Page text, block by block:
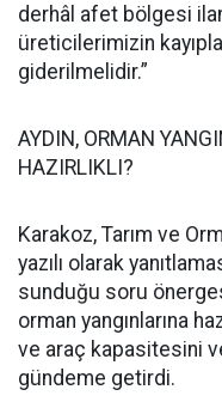
derhâl afet bölgesi
üreticilerimizin
giderilmelidir.”
AYDIN, ORMAN
HAZIRLIKLI?
Karakoz, Tarım ve
yazılı olarak
sunduğu soru
orman yangınlarına
ve araç kapasitesini
gündeme getirdi.